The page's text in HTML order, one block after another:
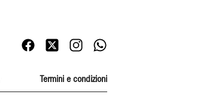
Termini e condizioni